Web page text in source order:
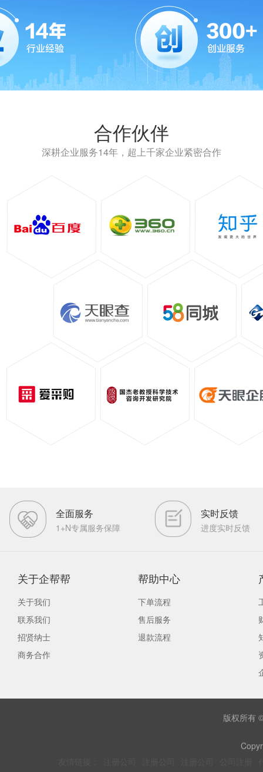
合作伙伴
深耕企业服务14年，超上千家企业紧密合作
全面服务
1+N专属服务保障
实时反馈
进度实时反馈
关于企帮帮
关于我们
联系我们
招贤纳士
商务合作
帮助中心
下单流程
售后服务
退款流程
版权所有